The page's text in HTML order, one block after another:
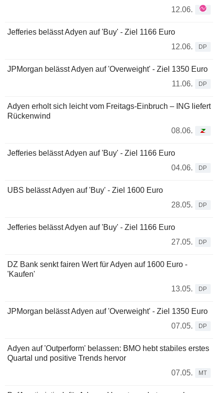
12.06.
Jefferies belässt Adyen auf 'Buy' - Ziel 1166 Euro
12.06.
DP
JPMorgan belässt Adyen auf 'Overweight' - Ziel 1350 Euro
11.06.
DP
Adyen erholt sich leicht vom Freitags-Einbruch – ING liefert
Rückenwind
08.06.
Jefferies belässt Adyen auf 'Buy' - Ziel 1166 Euro
04.06.
DP
UBS belässt Adyen auf 'Buy' - Ziel 1600 Euro
28.05.
DP
Jefferies belässt Adyen auf 'Buy' - Ziel 1166 Euro
27.05.
DP
DZ Bank senkt fairen Wert für Adyen auf 1600 Euro -
'Kaufen'
13.05.
DP
JPMorgan belässt Adyen auf 'Overweight' - Ziel 1350 Euro
07.05.
DP
Adyen auf 'Outperform' belassen: BMO hebt stabiles erstes
Quartal und positive Trends hervor
07.05.
MT